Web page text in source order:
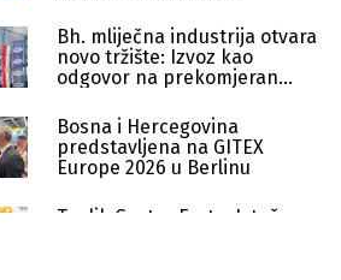
Bh. mliječna industrija otvara
novo tržište: Izvoz kao
odgovor na prekomjeran
Bosna i Hercegovina
predstavljena na GITEX
Europe 2026 u Berlinu
Toplik Gastro Fest u Istočnom